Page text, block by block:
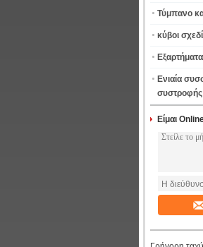
Τύμπανο
κύβοι
Ενιαία
συστροφής
Είμαι